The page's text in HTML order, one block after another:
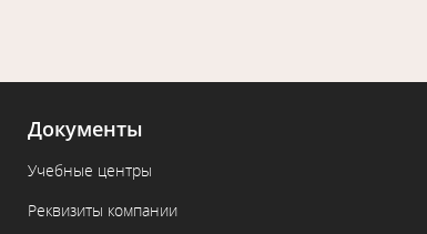
Документы
Учебные центры
Реквизиты компании